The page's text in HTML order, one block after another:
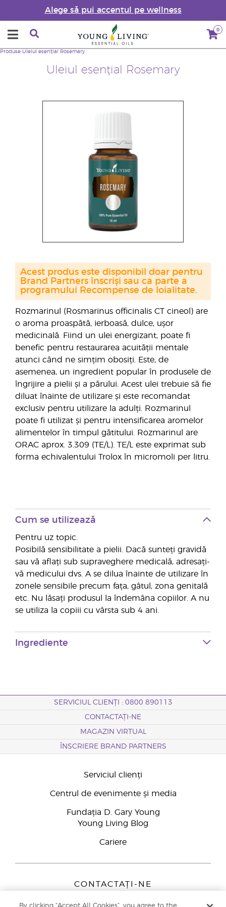
Alege să pui accentul pe wellness
0
Uleiul esențial Rosemary
Produse Uleiul esențial Rosemary
Rozmarinul (Rosmarinus officinalis CT cineol) are
o aroma proaspătă, ierboasă, dulce, ușor
medicinală. Fiind un ulei energizant, poate fi
benefic pentru restaurarea acuității mentale
atunci când ne simțim obosiți. Este, de
asemenea, un ingredient popular în produsele de
îngrijire a pielii și a părului. Acest ulei trebuie să fie
diluat înainte de utilizare și este recomandat
exclusiv pentru utilizare la adulți. Rozmarinul
poate fi utilizat și pentru intensificarea aromelor
alimentelor în timpul gătitului. Rozmarinul are
ORAC aprox. 3.309 (TE/L). TE/L este exprimat sub
forma echivalentului Trolox în micromoli per litru.
Acest produs este disponibil doar pentru
Brand Partners înscriși sau ca parte a
programului Recompense de loialitate.
Cum se utilizează
Pentru uz topic.
Posibilă sensibilitate a pielii. Dacă sunteți gravidă
sau vă aflați sub supraveghere medicală, adresați-
vă medicului dvs. A se dilua înainte de utilizare în
zonele sensibile precum fața, gâtul, zona genitală
etc. Nu lăsați produsul la îndemâna copiilor. A nu
se utiliza la copiii cu vârsta sub 4 ani.
Ingrediente
SERVICIUL CLIENȚI : 0800 890113
CONTACTAȚI-NE
MAGAZIN VIRTUAL
ÎNSCRIERE BRAND PARTNERS
Serviciul clienți
Centrul de evenimente și media
Fundația D. Gary Young
Young Living Blog
Cariere
CONTACTAȚI-NE